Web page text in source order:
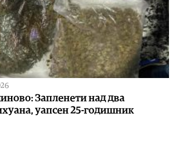
Запленети над два
уапсен 25-годишник